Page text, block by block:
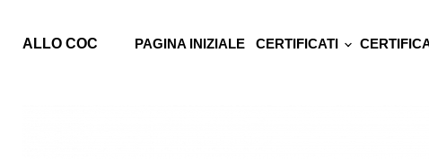
ALLO COC PAGINA INIZIALE CERTIFICATI